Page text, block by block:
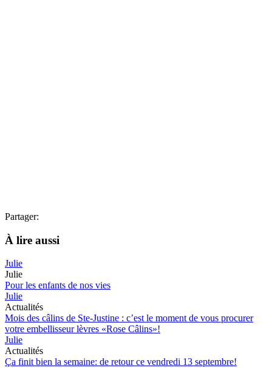
Partager:
À lire aussi
Julie
Julie
Pour les enfants de nos vies
Julie
Actualités
Mois des câlins de Ste-Justine : c’est le moment de vous procurer
votre embellisseur lèvres «Rose Câlins»!
Julie
Actualités
Ça finit bien la semaine: de retour ce vendredi 13 septembre!